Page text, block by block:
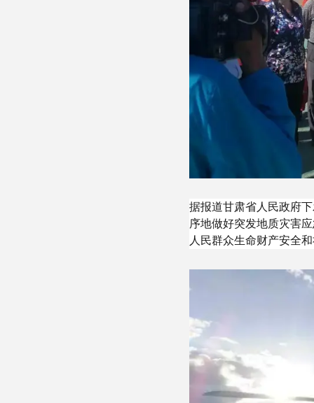
据报道甘肃省人民政府
序地做好突发地质灾害
人民群众生命财产安全